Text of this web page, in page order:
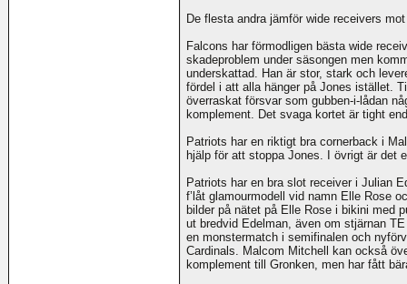
De flesta andra jämför wide receivers
Falcons har förmodligen bästa wide
skadeproblem under säsongen men
underskattad. Han är stor, stark och
fördel i att alla hänger på Jones istället.
överraskat försvar som gubben-i-lådan
komplement. Det svaga kortet är tight
Patriots har en riktigt bra cornerback i
hjälp för att stoppa Jones. I övrigt är det
Patriots har en bra slot receiver i Julian
f’låt glamourmodell vid namn Elle Rose
bilder på nätet på Elle Rose i bikini med
ut bredvid Edelman, även om stjärnan
en monstermatch i semifinalen och
Cardinals. Malcom Mitchell kan också
komplement till Gronken, men har fått